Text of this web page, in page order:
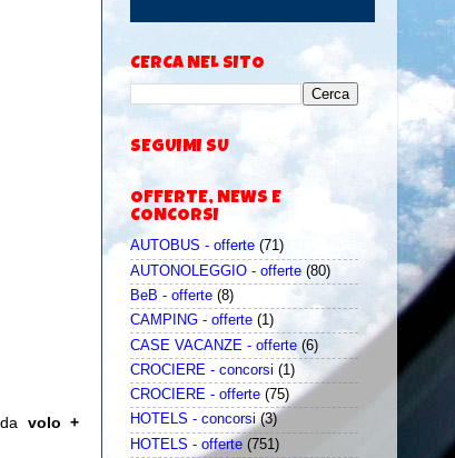
volo +
CERCA NEL SITO
SEGUIMI SU
OFFERTE, NEWS E
CONCORSI
AUTOBUS - offerte (71)
AUTONOLEGGIO - offerte (80)
BeB - offerte (8)
CAMPING - offerte (1)
CASE VACANZE - offerte (6)
CROCIERE - concorsi (1)
CROCIERE - offerte (75)
HOTELS - concorsi (3)
HOTELS - offerte (751)